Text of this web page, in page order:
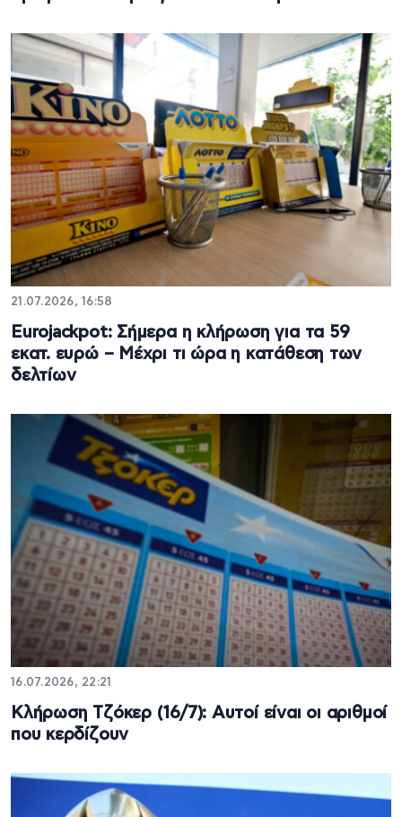
21.07.2026, 16:58
Eurojackpot: Σήμερα η κλήρωση για τα 59
εκατ. ευρώ – Μέχρι τι ώρα η κατάθεση των
δελτίων
16.07.2026, 22:21
Κλήρωση Τζόκερ (16/7): Αυτοί είναι οι αριθμοί
που κερδίζουν